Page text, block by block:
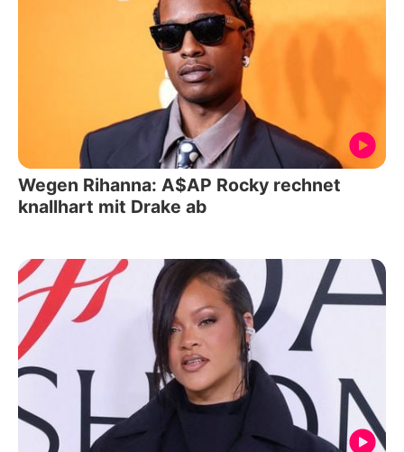
Wegen Rihanna: A$AP Rocky rechnet
knallhart mit Drake ab